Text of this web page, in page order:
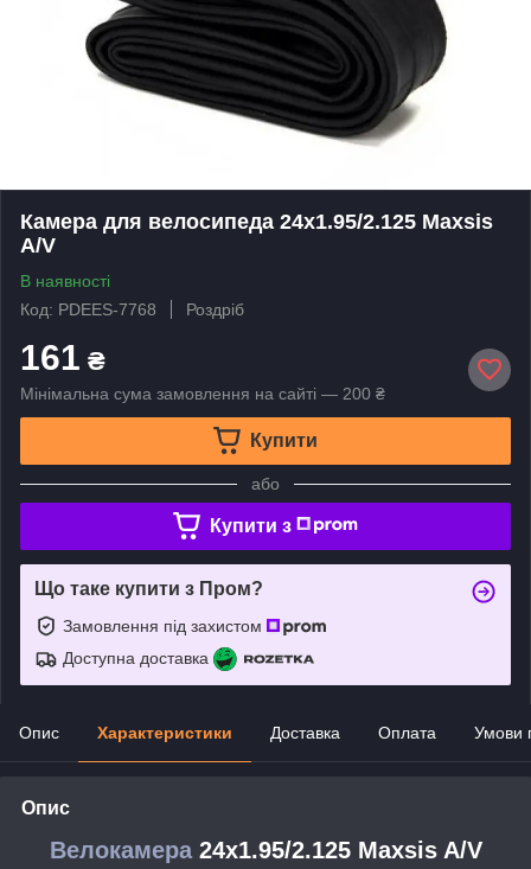
Камера для велосипеда 24x1.95/2.125 Maxsis
A/V
В наявності
Код: PDEES-7768
Роздріб
161 ₴
Мінімальна сума замовлення на сайті — 200 ₴
Купити
або
Купити з
Що таке купити з Пром?
Замовлення під захистом
Доступна доставка
Опис Характеристики Доставка Оплата Умови
Опис
Велокамера24x1.95/2.125 Maxsis A/V